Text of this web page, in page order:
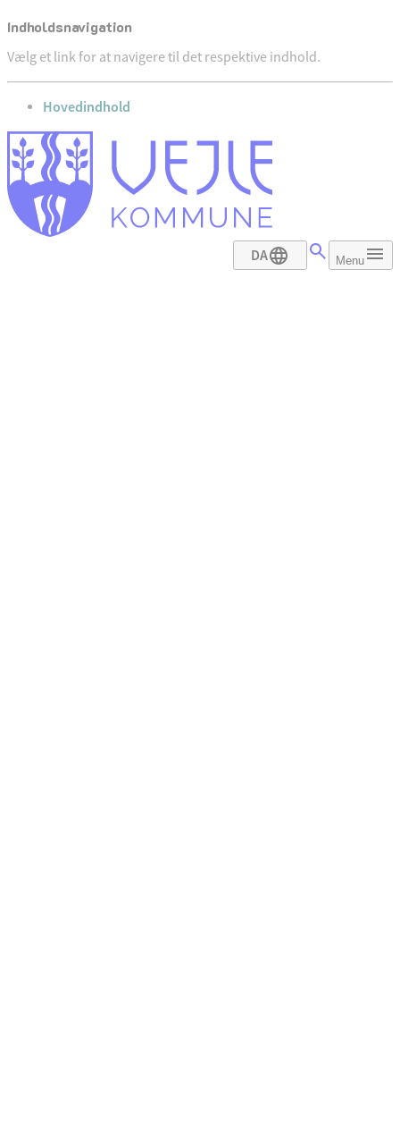
Indholdsnavigation
Vælg et link for at navigere til det respektive indhold.
gå til
Hovedindhold
DA Menu